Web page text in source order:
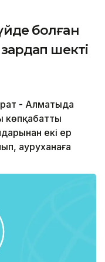
болған
шекті
- Алматыда
көпқабатты
екі ер
ауруханаға